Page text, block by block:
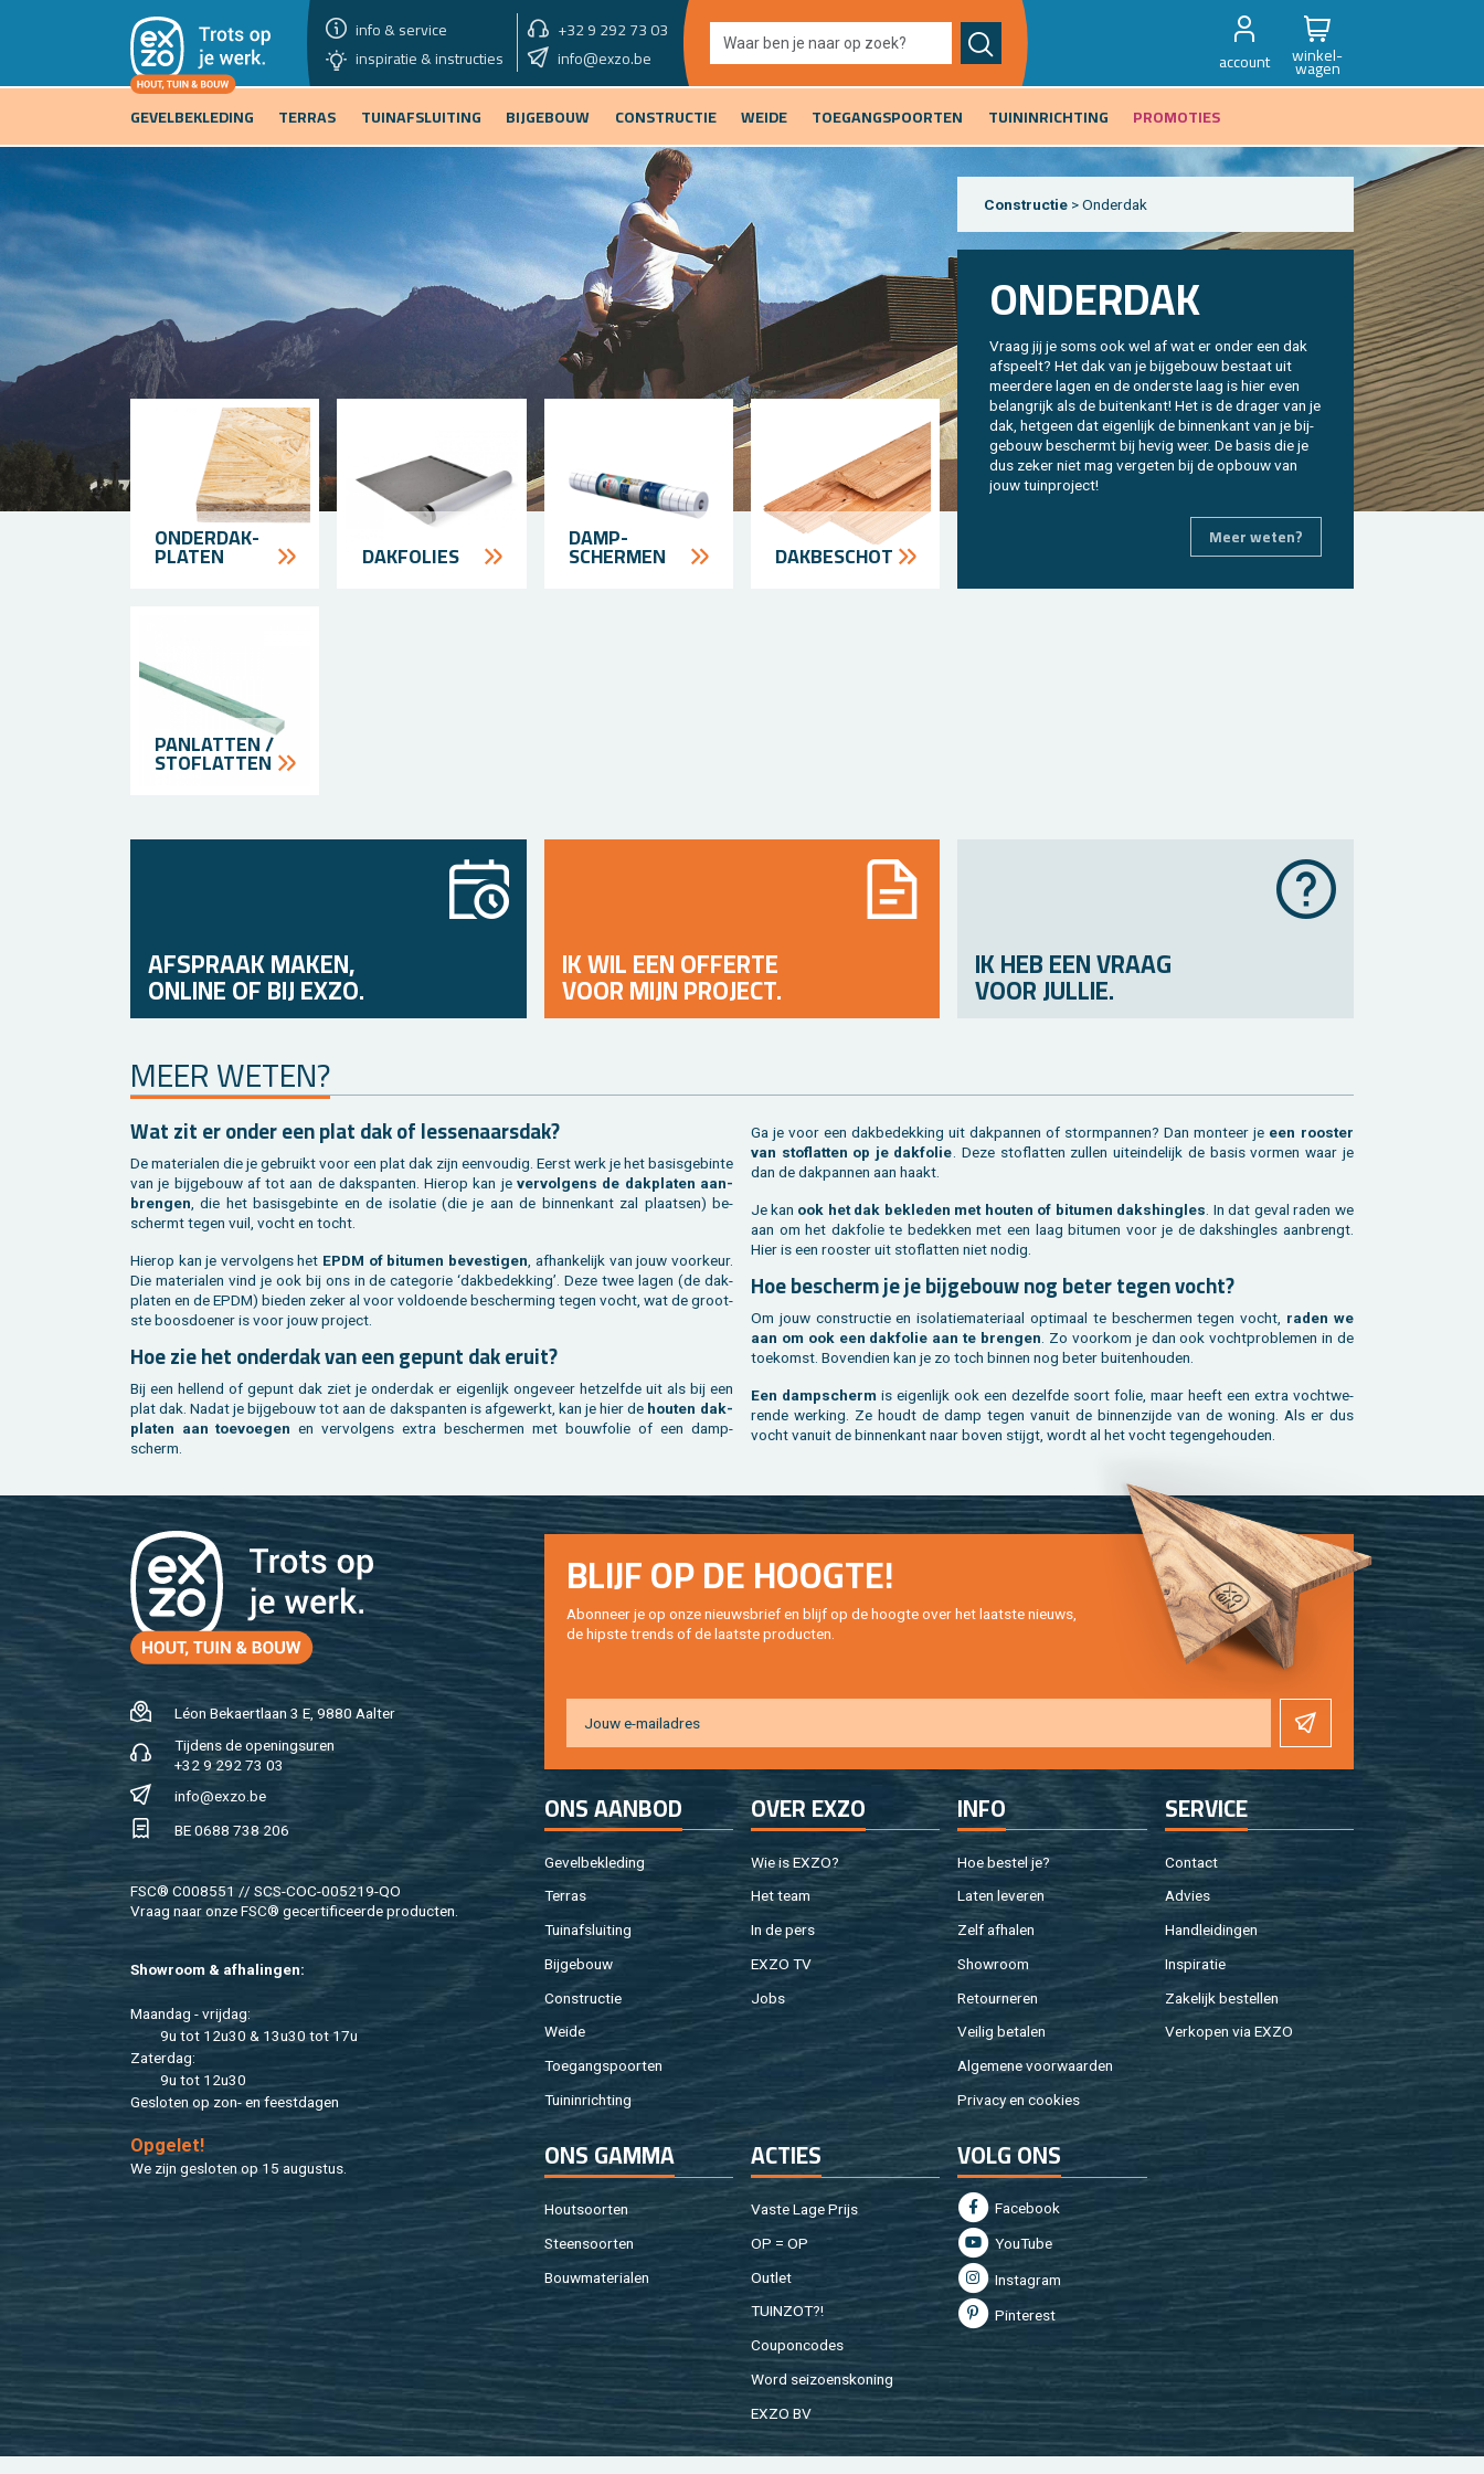
info & service +32 9 292 73 03
showroom morgen
inspiratie & instructies
info@exzo.be 9u - 12u30 & 13u30 - 17u account winkel-
wagen
GEVELBEKLEDING
TERRAS TUINAFSLUITING BIJGEBOUW CONSTRUCTIE WEIDE TOEGANGSPOORTEN TUININRICHTING PROMOTIES
Con­struc­tie > On­der­dak
ON­DER­DAK
Vraag jij je soms ook wel af wat er onder een dak
af­speelt? Het dak van je bij­ge­bouw be­staat uit
meer­de­re lagen en de on­der­ste laag is hier even
be­lang­rijk als de bui­ten­kant! Het is de dra­ger van je
dak, het­geen dat ei­gen­lijk de bin­nen­kant van je bij­
ge­bouw be­schermt bij hevig weer. De basis die je
dus zeker niet mag ver­ge­ten bij de op­bouw van
jouw tuin­pro­ject!
Meer weten?
ONDER­DAK­
PLATEN DAK­FOLIES
DAMP­
SCHERMEN DAK­BESCHOT
PAN­LATTEN /
STOF­LATTEN
AFSPRAAK MAKEN,
ONLINE OF BIJ EXZO.
IK WIL EEN OFFERTE
VOOR MIJN PROJECT.
IK HEB EEN VRAAG
VOOR JULLIE.
MEER WETEN?
Wat zit er onder een plat dak of les­se­naars­dak?
De ma­te­ri­a­len die je ge­bruikt voor een plat dak zijn een­vou­dig. Eerst werk je het ba­sis­ge­bin­te
van je bij­ge­bouw af tot aan de dakspan­ten. Hier­op kan je ver­vol­gens de dak­pla­ten aan­
bren­gen , die het ba­sis­ge­bin­te en de iso­la­tie (die je aan de bin­nen­kant zal plaat­sen) be­
schermt tegen vuil, vocht en tocht.
Hier­op kan je ver­vol­gens het EPDM of bi­tu­men be­ves­ti­gen , af­han­ke­lijk van jouw voor­keur.
Die ma­te­ri­a­len vind je ook bij ons in de ca­te­go­rie ‘dak­be­dek­king’. Deze twee lagen (de dak­
pla­ten en de EPDM) bie­den zeker al voor vol­doen­de be­scher­ming tegen vocht, wat de groot­
ste boos­doe­ner is voor jouw pro­ject.
Hoe zie het on­der­dak van een ge­punt dak eruit?
Bij een hel­lend of ge­punt dak ziet je on­der­dak er ei­gen­lijk on­ge­veer het­zelf­de uit als bij een
plat dak. Nadat je bij­ge­bouw tot aan de dakspan­ten is af­ge­werkt, kan je hier de hou­ten dak­
pla­ten aan toe­voe­gen en ver­vol­gens extra be­scher­men met bouw­fo­lie of een damp­
scherm.
Ga je voor een dak­be­dek­king uit dak­pan­nen of storm­pan­nen? Dan mon­teer je een roos­ter
van stof­lat­ten op je dak­fo­lie. Deze stof­lat­ten zul­len uit­ein­de­lijk de basis vor­men waar je
dan de dak­pan­nen aan haakt.
Je kan ook het dak be­kle­den met hou­ten of bi­tu­men daks­hingles. In dat geval raden we
aan om het dak­fo­lie te be­dek­ken met een laag bi­tu­men voor je de daks­hingles aan­brengt.
Hier is een roos­ter uit stof­lat­ten niet nodig.
Hoe be­scherm je je bij­ge­bouw nog beter tegen vocht?
Om jouw con­struc­tie en iso­la­tie­ma­te­ri­aal op­ti­maal te be­scher­men tegen vocht, raden we
aan om ook een dak­fo­lie aan te bren­gen . Zo voor­kom je dan ook vocht­pro­ble­men in de
toe­komst. Bo­ven­dien kan je zo toch bin­nen nog beter bui­ten­hou­den.
Een damp­scherm is ei­gen­lijk ook een de­zelf­de soort folie, maar heeft een extra vocht­we­
ren­de wer­king. Ze houdt de damp tegen van­uit de bin­nen­zij­de van de wo­ning. Als er dus
vocht van­uit de bin­nen­kant naar boven stijgt, wordt al het vocht te­gen­ge­hou­den.
Léon Be­kaert­laan 3 E, 9880 Aal­ter
Tij­dens de ope­nings­uren
+32 9 292 73 03
info@​exzo.​be
BE 0688 738 206
FSC® C008551 // SCS-COC-005219-QO
Vraag naar onze FSC® ge­cer­ti­fi­ceer­de pro­duc­ten.
Show­room & af­ha­lin­gen:
Maan­dag - vrij­dag:
9u tot 12u30 & 13u30 tot 17u
Za­ter­dag:
9u tot 12u30
Ge­slo­ten op zon- en feest­da­gen
Op­ge­let!
We zijn ge­slo­ten op 15 au­gus­tus.
BLIJF OP DE HOOG­TE!
Abon­neer je op onze nieuws­brief en blijf op de hoog­te over het laat­ste nieuws,
de hip­s­te trends of de laat­ste pro­duc­ten.
ONS AAN­BOD
Ge­vel­be­kle­ding
Ter­ras
Tuin­af­slui­ting
Bij­ge­bouw
Con­struc­tie
Weide
Toe­gangs­poor­ten
Tuin­in­rich­ting
OVER EXZO
Wie is EXZO?
Het team
In de pers
EXZO TV
Jobs
INFO
Hoe be­stel je?
Laten le­ve­ren
Zelf af­ha­len
Show­room
Re­tour­ne­ren
Vei­lig be­ta­len
Al­ge­me­ne voor­waar­den
Pri­va­cy en coo­kies
SER­VI­CE
Con­tact
Ad­vies
Hand­lei­din­gen
In­spi­ra­tie
Za­ke­lijk be­stel­len
Ver­ko­pen via EXZO
ONS GAMMA
Hout­soor­ten
Steen­soor­ten
Bouw­ma­te­ri­a­len
AC­TIES
Vaste Lage Prijs
OP = OP
Out­let
TUIN­ZOT?!
Cou­pon­co­des
Word sei­zoens­ko­ning
EXZO BV
VOLG ONS
Fa­cebook
You­Tu­be
In­st­agram
Pin­te­rest